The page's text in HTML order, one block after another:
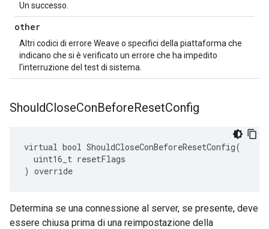
Un successo.
other
Altri codici di errore Weave o specifici della piattaforma che
indicano che si è verificato un errore che ha impedito
l'interruzione del test di sistema.
ShouldCloseConBeforeResetConfig
virtual bool ShouldCloseConBeforeResetConfig(
  uint16_t resetFlags
) override
Determina se una connessione al server, se presente, deve
essere chiusa prima di una reimpostazione della